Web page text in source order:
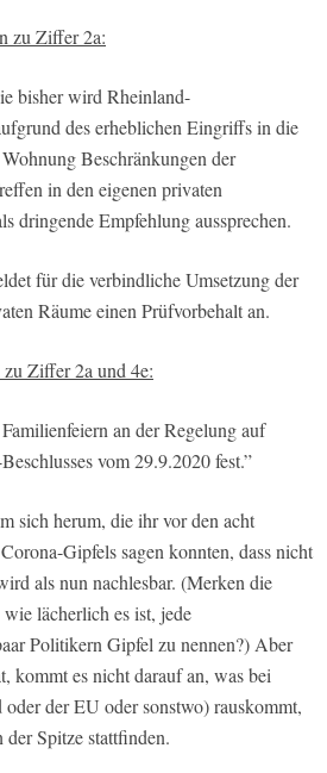
zu Ziffer 2a:
bisher wird Rheinland-
des erheblichen Eingriffs in die
Beschränkungen der
in den eigenen privaten
dringende Empfehlung aussprechen.
für die verbindliche Umsetzung der
Räume einen Prüfvorbehalt an.
Ziffer 2a und 4e:
an der Regelung auf
vom 29.9.2020 fest.”
sich herum, die ihr vor den acht
Gipfels sagen konnten, dass nicht
als nun nachlesbar. (Merken die
lächerlich es ist, jede
Politikern Gipfel zu nennen?) Aber
kommt es nicht darauf an, was bei
der EU oder sonstwo) rauskommt,
der Spitze stattfinden.